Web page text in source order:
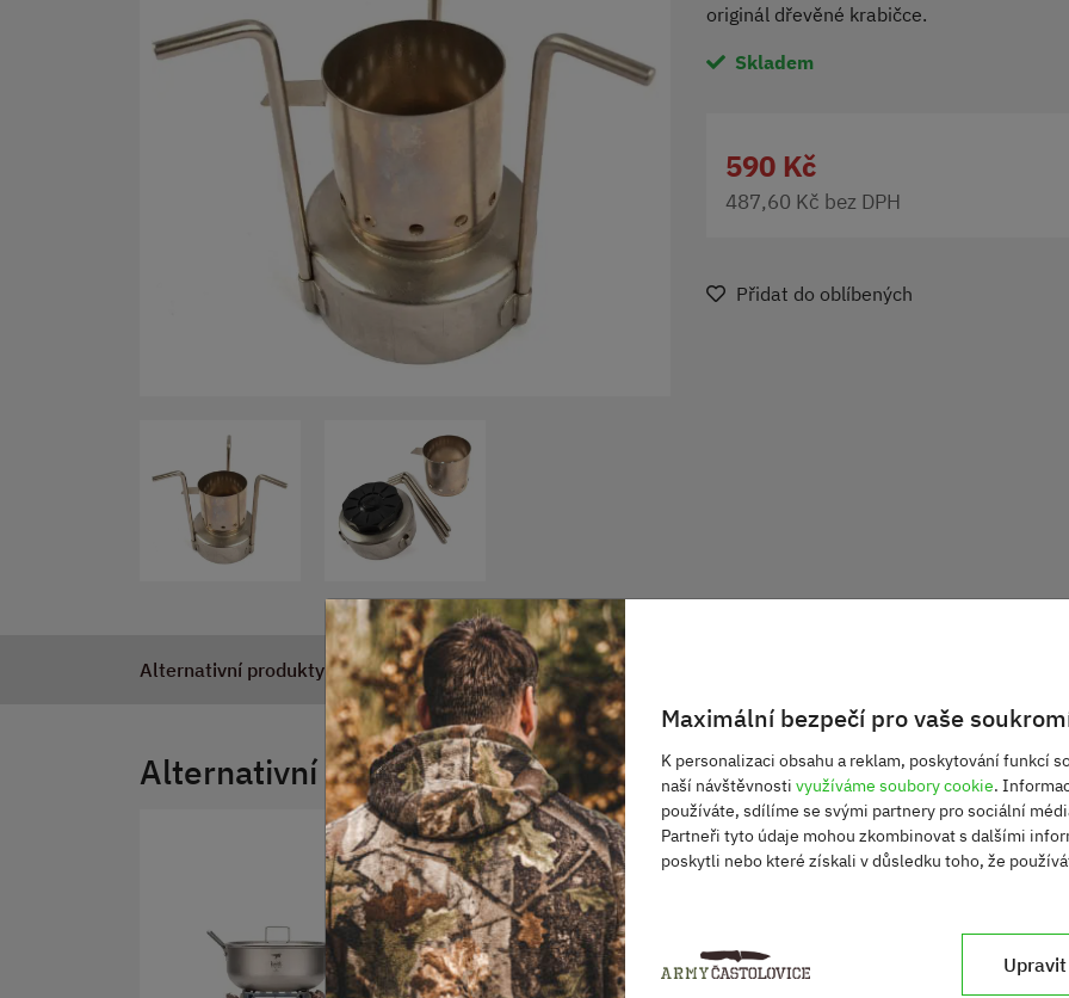
originál dřevěné krabičce.
Skladem
590 Kč
487,60 Kč bez DPH
Přidat do oblíbených
Alternativní produkty
Alternativní produkty
Maximální bezpečí pro vaše
K personalizaci obsahu a reklam, poskytování funkcí
naší návštěvnosti využíváme soubory cookie.
používáte, sdílíme se svými partnery pro sociální
Partneři tyto údaje mohou zkombinovat s dalšími
poskytli nebo které získali v důsledku toho, že
Upravit